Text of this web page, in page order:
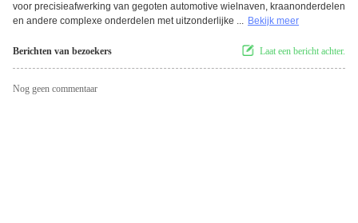
voor precisieafwerking van gegoten automotive wielnaven, kraanonderdelen
en andere complexe onderdelen met uitzonderlijke ... Bekijk meer
Berichten van bezoekers Laat een bericht achter.
Nog geen commentaar